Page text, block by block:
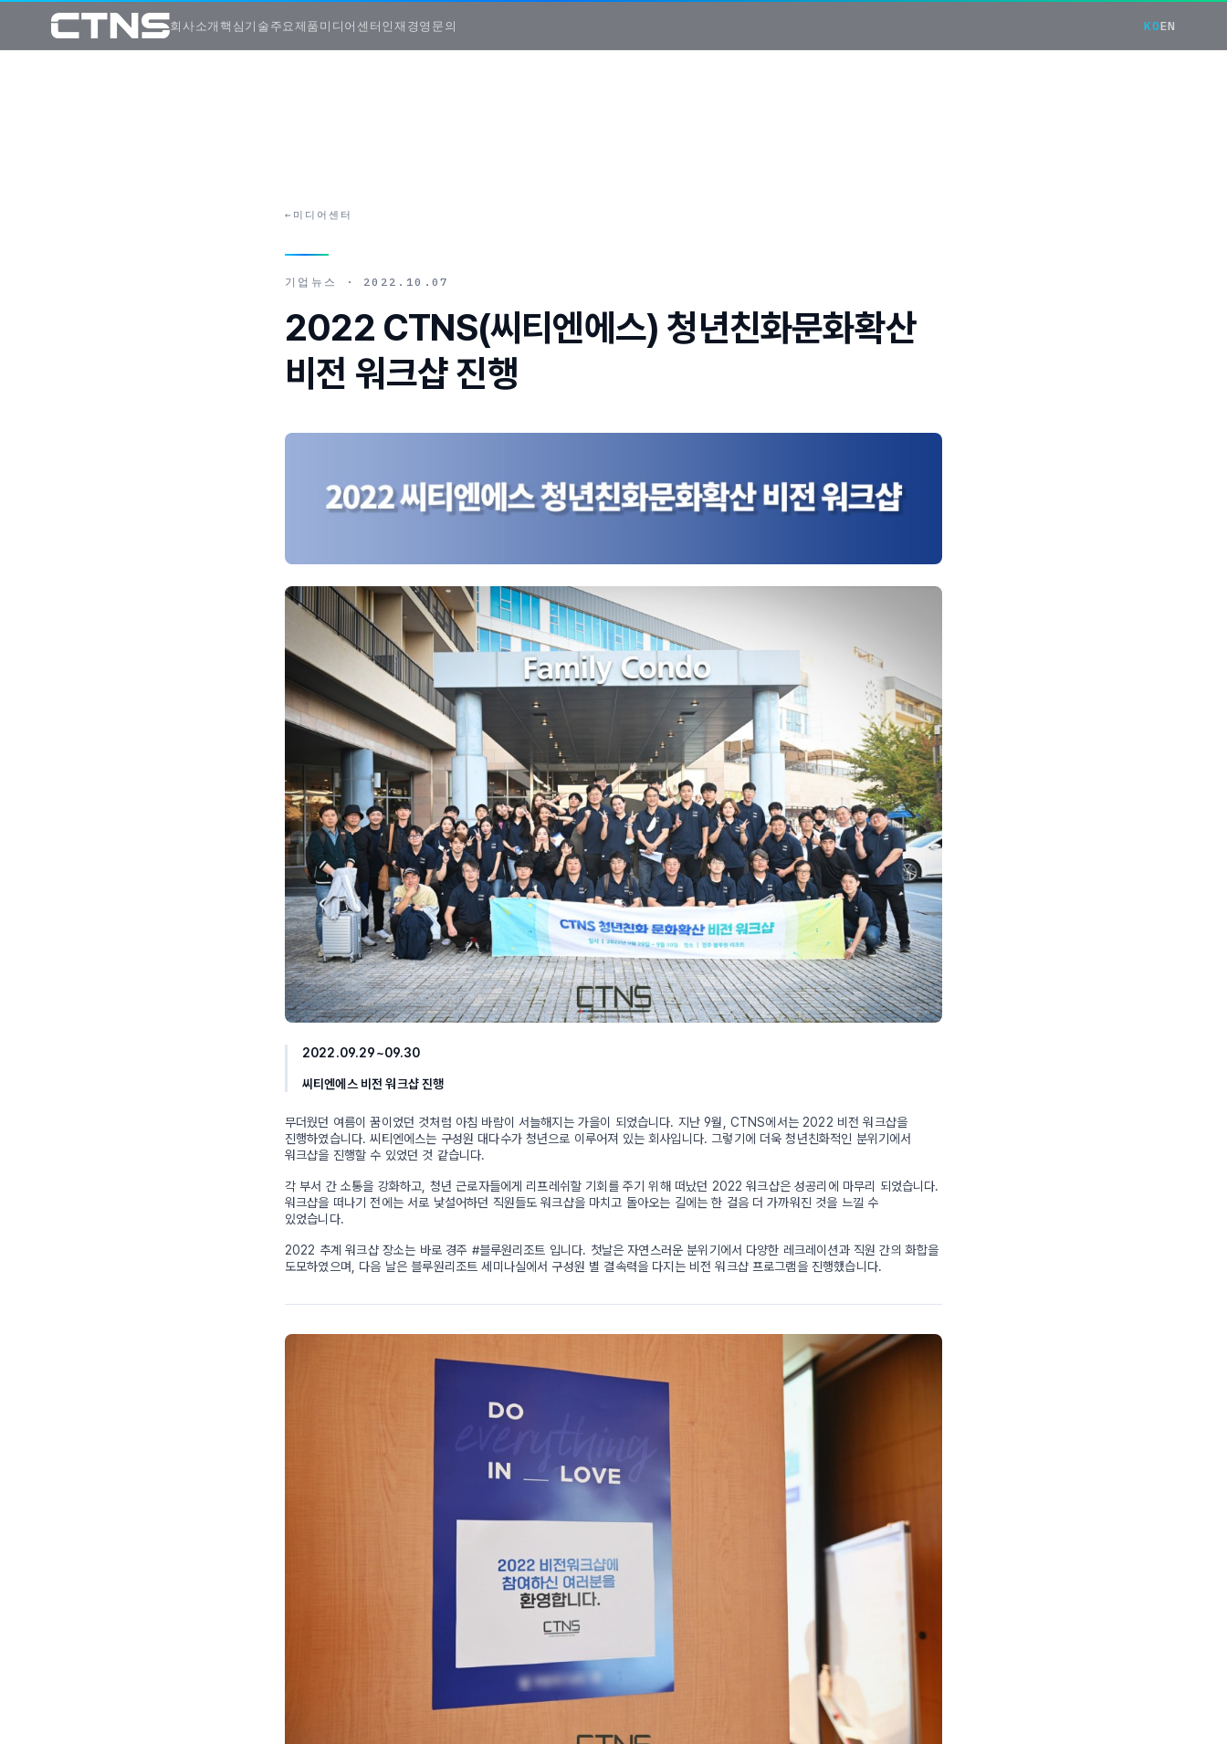
회사소개 핵심기술주요제품미디어센터인재경영 문의 KOEN
← 미디어센터
기업뉴스 · 2022.10.07
2022 CTNS(씨티엔에스) 청년친화문화확산
비전 워크샵 진행
2022.09.29~09.30
씨티엔에스 비전 워크샵 진행
무더웠던 여름이 꿈이었던 것처럼 아침 바람이 서늘해지는 가을이 되었습니다. 지난 9월, CTNS에서는 2022 비전 워크샵을
진행하였습니다. 씨티엔에스는 구성원 대다수가 청년으로 이루어져 있는 회사입니다. 그렇기에 더욱 청년친화적인 분위기에서
워크샵을 진행할 수 있었던 것 같습니다.
각 부서 간 소통을 강화하고, 청년 근로자들에게 리프레쉬할 기회를 주기 위해 떠났던 2022 워크샵은 성공리에 마무리 되었습니다.
워크샵을 떠나기 전에는 서로 낯설어하던 직원들도 워크샵을 마치고 돌아오는 길에는 한 걸음 더 가까워진 것을 느낄 수
있었습니다.
2022 추계 워크샵 장소는 바로 경주 #블루원리조트 입니다. 첫날은 자연스러운 분위기에서 다양한 레크레이션과 직원 간의 화합을
도모하였으며, 다음 날은 블루원리조트 세미나실에서 구성원 별 결속력을 다지는 비전 워크샵 프로그램을 진행했습니다.